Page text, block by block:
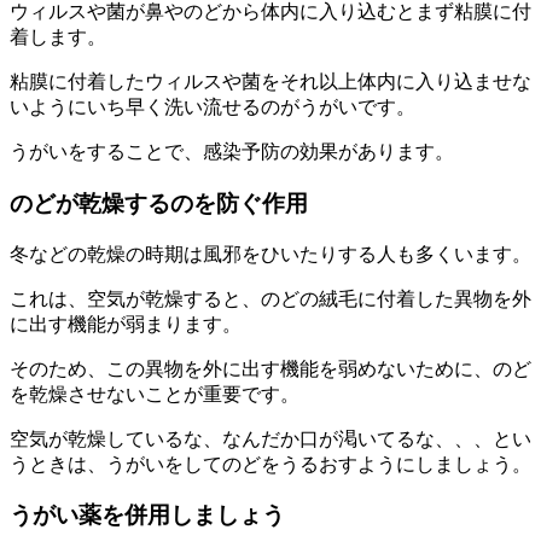
ウィルスや菌が鼻やのどから体内に入り込むとまず粘膜に付
着します。
粘膜に付着したウィルスや菌をそれ以上体内に入り込ませな
いようにいち早く洗い流せるのがうがいです。
うがいをすることで、感染予防の効果があります。
のどが乾燥するのを防ぐ作用
冬などの乾燥の時期は風邪をひいたりする人も多くいます。
これは、空気が乾燥すると、のどの絨毛に付着した異物を外
に出す機能が弱まります。
そのため、この異物を外に出す機能を弱めないために、のど
を乾燥させないことが重要です。
空気が乾燥しているな、なんだか口が渇いてるな、、、とい
うときは、うがいをしてのどをうるおすようにしましょう。
うがい薬を併用しましょう